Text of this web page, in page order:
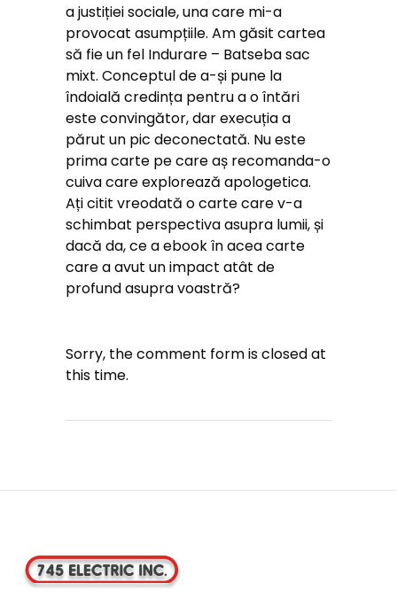
a justiției sociale, una care mi-a
provocat asumpțiile. Am găsit cartea
să fie un fel Indurare – Batseba sac
mixt. Conceptul de a-și pune la
îndoială credința pentru a o întări
este convingător, dar execuția a
părut un pic deconectată. Nu este
prima carte pe care aș recomanda-o
cuiva care explorează apologetica.
Ați citit vreodată o carte care v-a
schimbat perspectiva asupra lumii, și
dacă da, ce a ebook în acea carte
care a avut un impact atât de
profund asupra voastră?
Sorry, the comment form is closed at
this time.